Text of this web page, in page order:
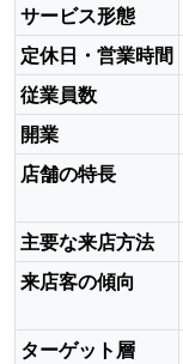
サービス形態
定休日・営業時間
従業員数
開業
店舗の特長
主要な来店方法
来店客の傾向
ターゲット層